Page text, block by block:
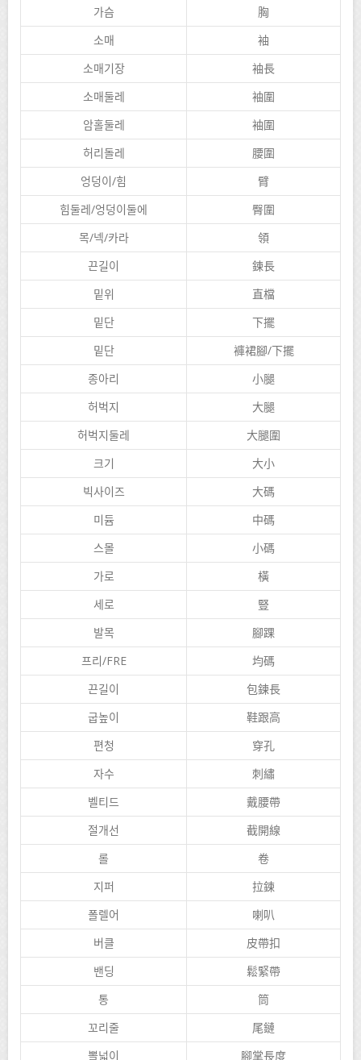
가슴
胸
소매
袖
소매기장
袖長
소매둘레
袖圍
암홀둘레
袖圍
허리돌레
腰圍
엉덩이/힘
臂
힘둘레/엉덩이둘에
臀圍
목/넥/카라
領
끈길이
鍊長
밑위
直檔
밑단
下擺
밑단
褲裙腳/下擺
종아리
小腿
허벅지
大腿
허벅지둘레
大腿圍
크기
大小
빅사이즈
大碼
미듐
中碼
스몰
小碼
가로
橫
세로
豎
발목
腳踝
프리/FRE
均碼
끈길이
包鍊長
굽높이
鞋跟高
편청
穿孔
자수
刺繡
벨티드
戴腰帶
절개선
截開線
롤
卷
지퍼
拉鍊
폴렐어
喇叭
버클
皮帶扣
밴딩
鬆緊帶
통
筒
꼬리줄
尾鏈
뽈넓이
腳掌長度